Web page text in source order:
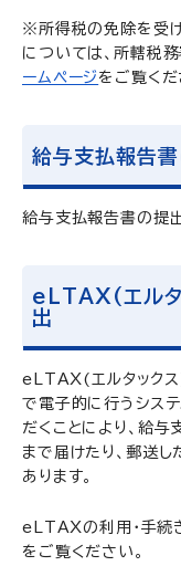
※所得税の免除を受
については、所轄税
ームページ をご覧くだ
給与支払報告
給与支払報告書の提
eLTAX(エルタ
出
eLTAX(エルタックス
で電子的に行うシス
だくことにより、給
まで届けたり、郵送
あります。
eLTAXの利用・手続
をご覧ください。